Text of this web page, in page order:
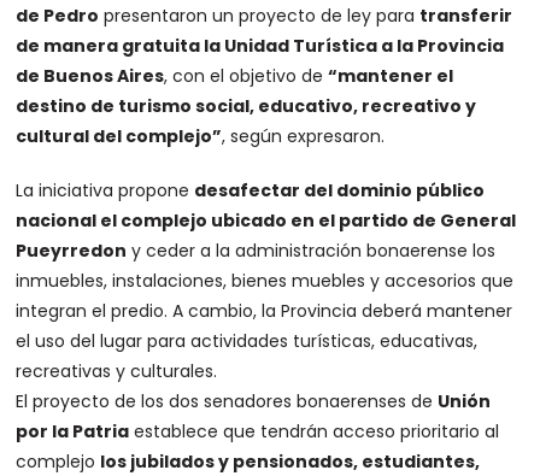
de Pedro presentaron un proyecto de ley para transferir
de manera gratuita la Unidad Turística a la Provincia
de Buenos Aires, con el objetivo de“mantener el
destino de turismo social, educativo, recreativo y
cultural del complejo”, según expresaron.
La iniciativa propone desafectar del dominio público
nacional el complejo ubicado en el partido de General
Pueyrredon y ceder a la administración bonaerense los
inmuebles, instalaciones, bienes muebles y accesorios que
integran el predio. A cambio, la Provincia deberá mantener
el uso del lugar para actividades turísticas, educativas,
recreativas y culturales.
El proyecto de los dos senadores bonaerenses de Unión
por la Patria establece que tendrán acceso prioritario al
complejo los jubilados y pensionados, estudiantes,